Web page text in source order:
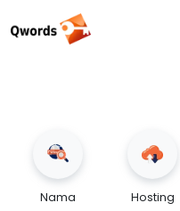
Nama
Hosting